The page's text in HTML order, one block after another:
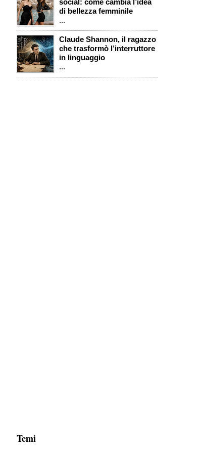
social: come cambia l’idea
di bellezza femminile
...
Claude Shannon, il ragazzo
che trasformò l’interruttore
in linguaggio
...
Temi